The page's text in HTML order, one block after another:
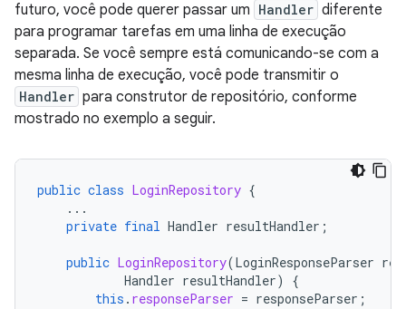
futuro, você pode querer passar um Handler diferente
para programar tarefas em uma linha de execução
separada. Se você sempre está comunicando-se com a
mesma linha de execução, você pode transmitir o
Handler para construtor de repositório, conforme
mostrado no exemplo a seguir.
public class LoginRepository {
...
private final Handler resultHandler ;
public LoginRepository(LoginResponseParser
Handler resultHandler)
{
this . responseParser = responseParser ;